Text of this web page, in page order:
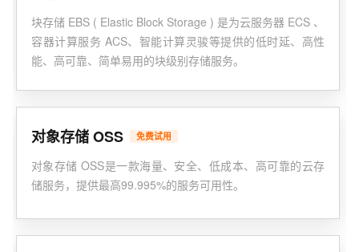
块存储 EBS ( Elastic Block Storage ) 是为云服务器 ECS 、
容器计算服务 ACS、智能计算灵骏等提供的低时延、高性
能、高可靠、简单易用的块级别存储服务。
对象存储 OSS 免费试用
对象存储 OSS是一款海量、安全、低成本、高可靠的云存
储服务，提供最高99.995%的服务可用性。